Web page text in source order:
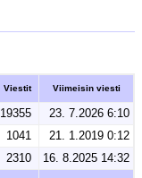
Viestit Viimeisin viesti
19355
23. 7.2026 6:10
1041
21. 1.2019 0:12
2310 16. 8.2025 14:32